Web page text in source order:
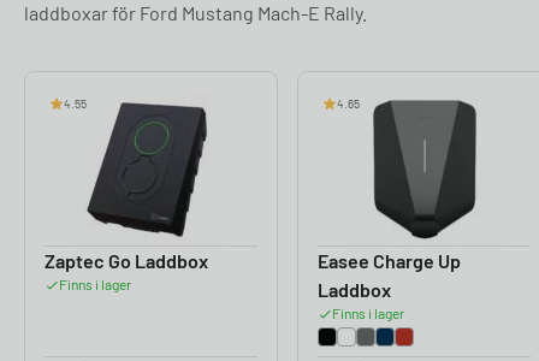
laddboxar för Ford Mustang Mach-E Rally.
4.55
Zaptec Go Laddbox
Finns i lager
4.65
Easee Charge Up
Laddbox
Finns i lager